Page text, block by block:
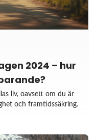
2024 – hur
liv, oavsett om du är
och framtidssäkring.